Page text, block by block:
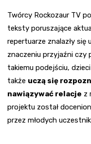
Twórcy Rockozaur TV
teksty poruszające
repertuarze znalazły
znaczeniu przyjaźni czy
takiemu podejściu,
także uczą się
nawiązywać relacje z
projektu został
przez młodych